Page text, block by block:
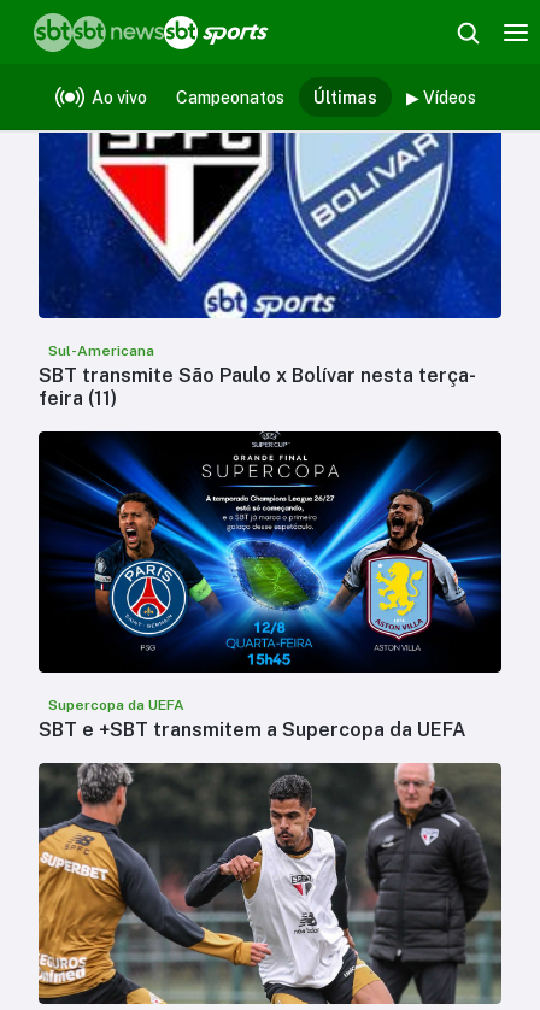
Ao vivo Campeonatos Últimas ▶ Vídeos
Últimas notícias
Sul-Americana
SBT transmite São Paulo x Bolívar nesta terça-
feira (11)
Supercopa da UEFA
SBT e +SBT transmitem a Supercopa da UEFA